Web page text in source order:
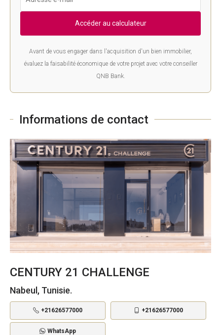
Accéder au calculateur
Avant de vous engager dans l'acquisition d'un bien immobilier,
évaluez la faisabilité économique de votre projet avec votre conseiller
QNB Bank.
Informations de contact
CENTURY 21 CHALLENGE
Nabeul, Tunisie.
+21626577000 +21626577000
WhatsApp